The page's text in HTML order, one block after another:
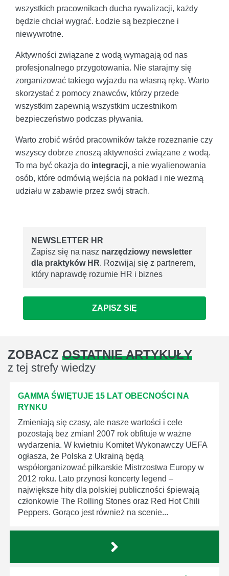
wszystkich pracownikach ducha rywalizacji, każdy
będzie chciał wygrać. Łodzie są bezpieczne i
niewywrotne.
Aktywności związane z wodą wymagają od nas
profesjonalnego przygotowania. Nie starajmy się
zorganizować takiego wyjazdu na własną rękę. Warto
skorzystać z pomocy znawców, którzy przede
wszystkim zapewnią wszystkim uczestnikom
bezpieczeństwo podczas pływania.
Warto zrobić wśród pracowników także rozeznanie czy
wszyscy dobrze znoszą aktywności związane z wodą.
To ma być okazja do integracji, a nie wyalienowania
osób, które odmówią wejścia na pokład i nie wezmą
udziału w zabawie przez swój strach.
NEWSLETTER HR
Zapisz się na nasz narzędziowy newsletter
dla praktyków HR. Rozwijaj się z partnerem,
który naprawdę rozumie HR i biznes
ZAPISZ SIĘ
ZOBACZ OSTATNIE ARTYKUŁY
z tej strefy wiedzy
GAMMA ŚWIĘTUJE 15 LAT OBECNOŚCI NA
RYNKU
Zmieniają się czasy, ale nasze wartości i cele
pozostają bez zmian! 2007 rok obfituje w ważne
wydarzenia. W kwietniu Komitet Wykonawczy UEFA
ogłasza, że Polska z Ukrainą będą
współorganizować piłkarskie Mistrzostwa Europy w
2012 roku. Lato przynosi koncerty legend –
największe hity dla polskiej publiczności śpiewają
członkowie The Rolling Stones oraz Red Hot Chili
Peppers. Gorąco jest również na scenie...